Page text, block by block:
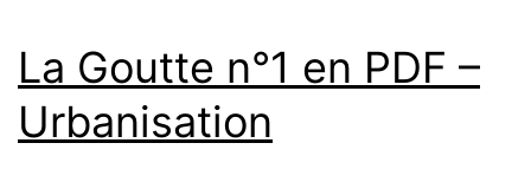
sur
La Goutte n°1 en PDF –
Urbanisation